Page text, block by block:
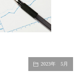
2023年 5月